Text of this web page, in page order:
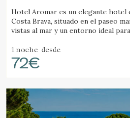
Hotel Aromar es un elegante hotel
Costa Brava, situado en el paseo
vistas al mar y un entorno ideal
1 noche desde
72€